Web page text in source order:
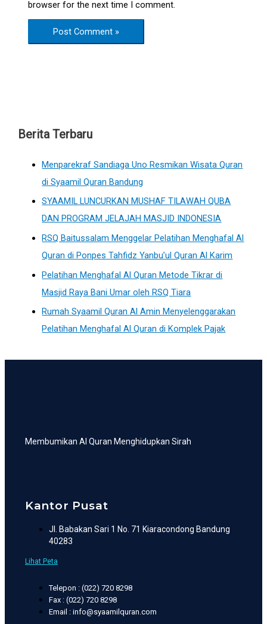
browser for the next time I comment.
Berita Terbaru
Menparekraf Sandiaga Uno Resmikan Wisata Quran
di Syaamil Quran Bandung
SYAAMIL LUNCURKAN MUSHAF TILAWAH QUBA
DAN PROGRAM JELAJAH MASJID INDONESIA
RSQ Baitussalam Menggelar Pelatihan Menghafal Al
Quran di Ponpes Tahfidz Yanbu’ul Quran Al Karim
Pelatihan Menghafal Al Quran Metode Tikrar di
Masjid Raya Bani Umar oleh RSQ Tiara
Rumah Syaamil Quran Al Amin Menyelenggarakan
Pelatihan Menghafal Al Quran di Komplek Pajak
Membumikan Al Quran Menghidupkan Sirah
Kantor Pusat
Jl. Babakan Sari 1 No. 71 Kiaracondong Bandung
40283
Lihat Peta
Telepon : (022) 720 8298
Fax : (022) 720 8298
Email : info@syaamilquran.com